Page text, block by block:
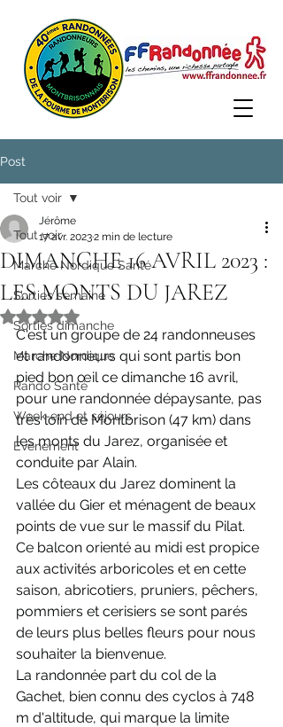
Post
Tout voir
Marche Nordique Santé
Sorties semaine
Sorties dimanche
Marche Nordique
Rando Santé
Week-end et séjours
Evènement
Tout voir
DIMANCHE 16 AVRIL 2023 :
LES MONTS DU JAREZ
Jérôme
17 avr. 20232 min de lecture
Noté NaN étoiles sur 5.
C'est un groupe de 24 randonneuses
et randonneurs qui sont partis bon
pied bon œil ce dimanche 16 avril,
pour une randonnée dépaysante, pas
très loin de Montbrison (47 km) dans
les monts du Jarez, organisée et
conduite par Alain.
Les côteaux du Jarez dominent la
vallée du Gier et ménagent de beaux
points de vue sur le massif du Pilat.
Ce balcon orienté au midi est propice
aux activités arboricoles et en cette
saison, abricotiers, pruniers, pêchers,
pommiers et cerisiers se sont parés
de leurs plus belles fleurs pour nous
souhaiter la bienvenue.
La randonnée part du col de la
Gachet, bien connu des cyclos à 748
m d'altitude, qui marque la limite